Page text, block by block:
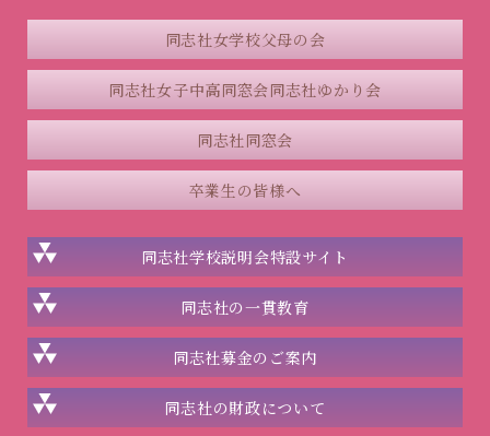
同志社女学校父母の会
同志社女子中高同窓会同志社ゆかり会
同志社同窓会
卒業生の皆様へ
同志社学校説明会特設サイト
同志社の一貫教育
同志社募金のご案内
同志社の財政について